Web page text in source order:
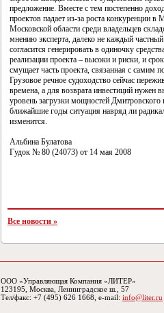
предложение. Вместе с тем постепенно
проектов падает из-за роста конкуренции в
Московской области среди владельцев
мнению эксперта, далеко не каждый
согласится генерировать в одиночку
реализации проекта – высоки и риски, и
смущает часть проекта, связанная с самим
Грузовое речное судоходство сейчас
времена, а для возврата инвестиций нужен
уровень загрузки мощностей Дмитровского
ближайшие годы ситуация навряд ли
изменится.
Альбина Булатова
Гудок № 80 (24073) от 14 мая 2008
Все новости »
ООО «Управляющая Компания «ЛИТЕР»
123195, Москва, Ленинградское ш., 57
Тел/факс: +7 (495) 626 1668, e-mail: info@liter.ru